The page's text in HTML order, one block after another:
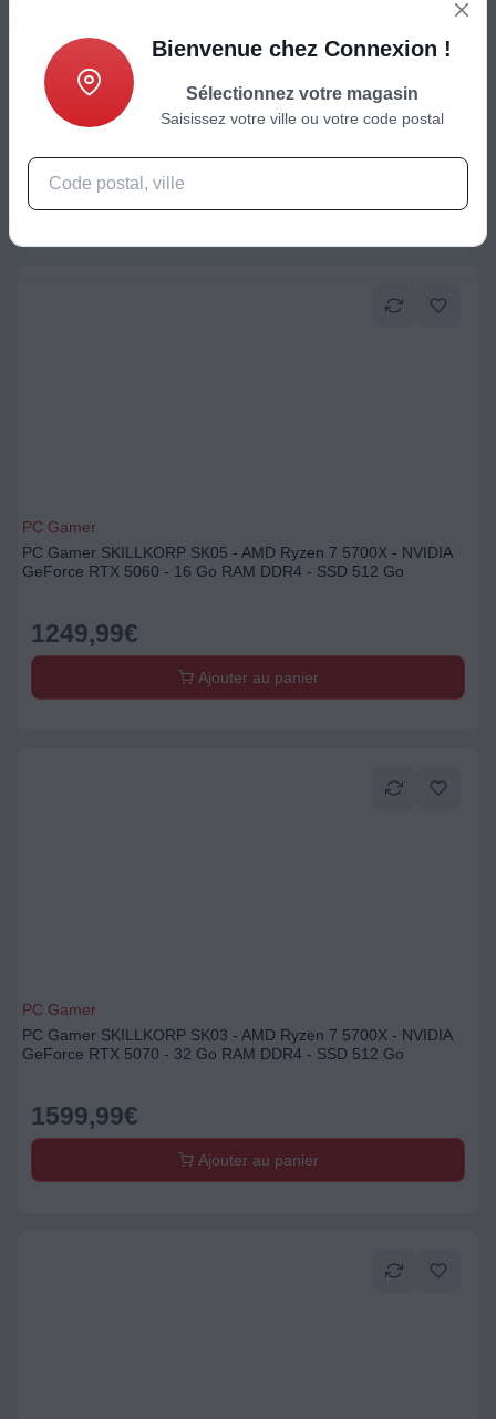
PC Gamer
PC Gamer SKILLKORP SK12 - AMD Ryzen 7 5700X - NVIDIA
GeForce RTX 5070 - 32 Go RAM DDR4 - SSD 1 To
1699,99€
PC Gamer
PC Gamer SKILLKORP SK05 - AMD Ryzen 7 5700X - NVIDIA
GeForce RTX 5060 - 16 Go RAM DDR4 - SSD 512 Go
1249,99€
Ajouter au panier
PC Gamer
PC Gamer SKILLKORP SK03 - AMD Ryzen 7 5700X - NVIDIA
GeForce RTX 5070 - 32 Go RAM DDR4 - SSD 512 Go
1599,99€
Ajouter au panier
Bienvenue chez Connexion !
Sélectionnez votre magasin
Saisissez votre ville ou votre code postal